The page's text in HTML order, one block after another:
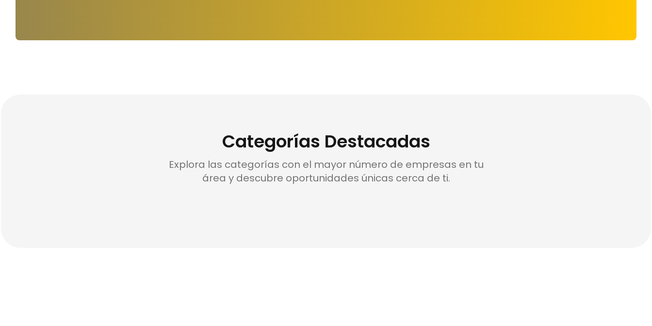
Categorías Destacadas
Explora las categorías con el mayor número de empresas en tu
área y descubre oportunidades únicas cerca de ti.